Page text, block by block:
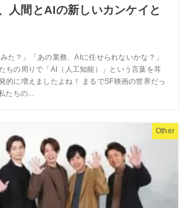
人間とAIの新しいカンケイと
た？」「あの業務、AIに任せられないかな？」
の周りで「AI（人工知能）」という言葉を耳
的に増えましたよね！ まるでSF映画の世界だっ
たちの...
Other